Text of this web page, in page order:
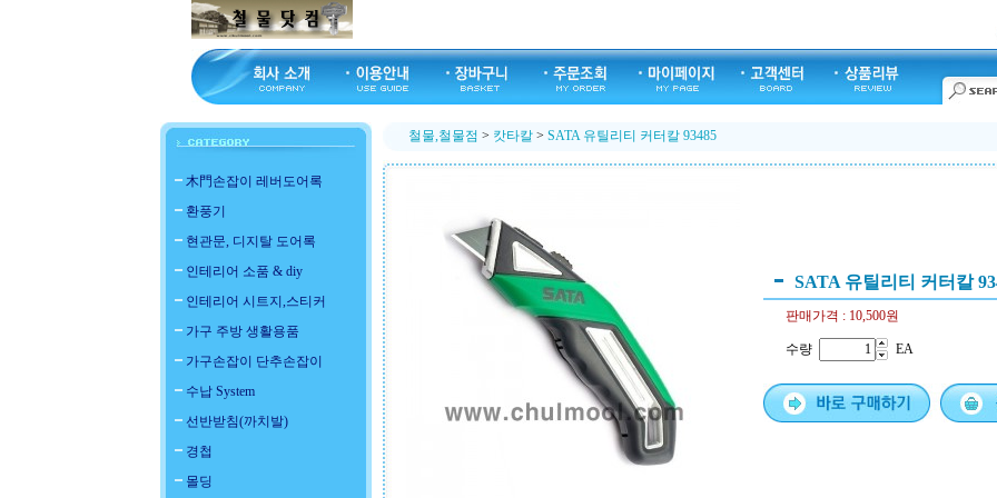
木門손잡이 레버도어록
환풍기
현관문, 디지탈 도어록
인테리어 소품 & diy
인테리어 시트지,스티커
가구 주방 생활용품
가구손잡이 단추손잡이
수납 System
선반받침(까치발)
경첩
몰딩
철물,철물점 > 캇타칼 > SATA 유틸리티 커터칼 93485
SATA 유틸리티 커터칼
판매가격 : 10,500원
수량 EA